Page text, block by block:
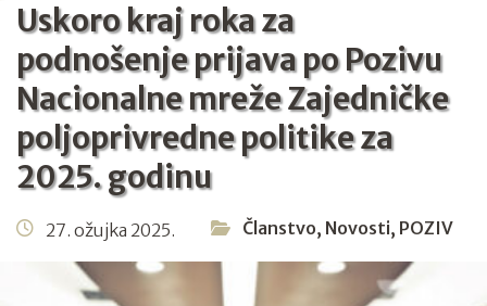
Uskoro kraj roka za
podnošenje prijava po Pozivu
Nacionalne mreže Zajedničke
poljoprivredne politike za
2025. godinu
27. ožujka 2025. Članstvo, Novosti, POZIV